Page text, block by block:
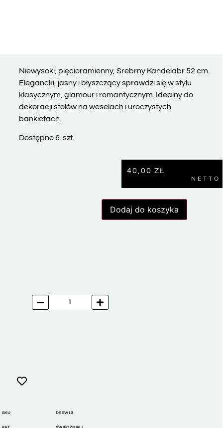
Niewysoki, pięcioramienny, Srebrny Kandelabr 52 cm.
Elegancki, jasny i błyszczący sprawdzi się w stylu
klasycznym, glamour i romantycznym. Idealny do
dekoracji stołów na weselach i uroczystych
bankietach.
Dostępne 6. szt.
40,00 ZŁ
NETTO
Dodaj do koszyka
SKU DSSW10